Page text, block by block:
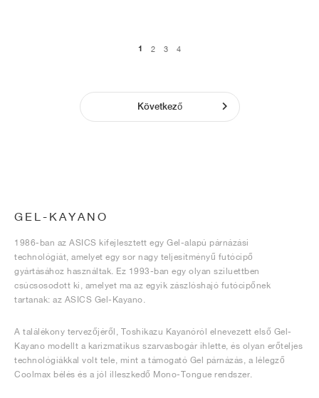
1 2 3 4
Következő
GEL-KAYANO
1986-ban az ASICS kifejlesztett egy Gel-alapú párnázási
technológiát, amelyet egy sor nagy teljesítményű futócipő
gyártásához használtak. Ez 1993-ban egy olyan sziluettben
csúcsosodott ki, amelyet ma az egyik zászlóshajó futócipőnek
tartanak: az ASICS Gel-Kayano.
A találékony tervezőjéről, Toshikazu Kayanóról elnevezett első Gel-
Kayano modellt a karizmatikus szarvasbogár ihlette, és olyan erőteljes
technológiákkal volt tele, mint a támogató Gel párnázás, a lélegző
Coolmax bélés és a jól illeszkedő Mono-Tongue rendszer.